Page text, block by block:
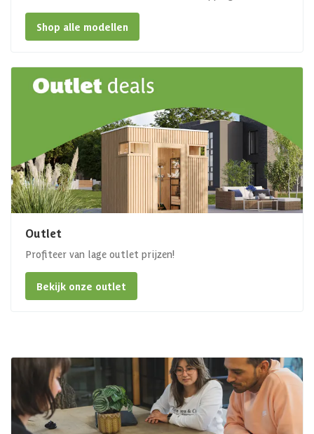
Shop alle modellen
Outlet
Profiteer van lage outlet prijzen!
Bekijk onze outlet